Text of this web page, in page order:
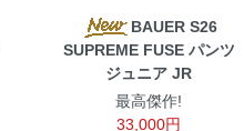
BAUER S26
SUPREME FUSE パンツ
ジュニア JR
最高傑作!
33,000円